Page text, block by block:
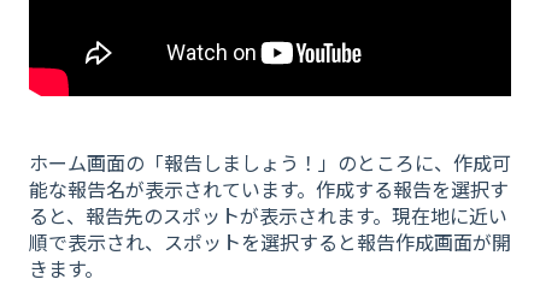
ホーム画面の「報告しましょう！」のところに、作成可
能な報告名が表示されています。作成する報告を選択す
ると、報告先のスポットが表示されます。現在地に近い
順で表示され、スポットを選択すると報告作成画面が開
きます。